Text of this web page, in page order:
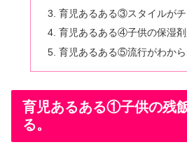
育児あるある③スタイルが
育児あるある④子供の保湿剤
育児あるある⑤流行がわか
育児あるある①子供の残
る。